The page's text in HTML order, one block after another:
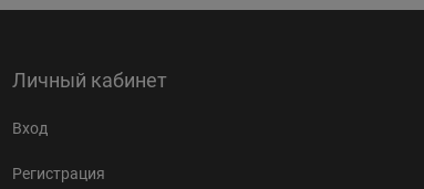
Личный кабинет
Вход
Регистрация